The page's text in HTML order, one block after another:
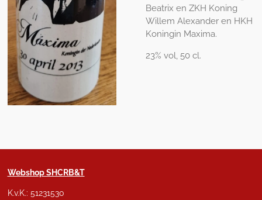
Beatrix en ZKH Koning
Willem Alexander en HKH
Koningin Maxima.
23% vol, 50 cl.
Webshop SHCRB&T
K.v.K.: 51231530